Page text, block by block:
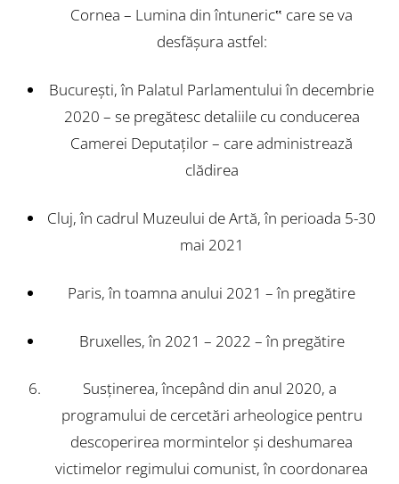
Cornea – Lumina din întuneric‟ care se va
desfăşura astfel:
Bucureşti, în Palatul Parlamentului în decembrie
2020 – se pregătesc detaliile cu conducerea
Camerei Deputaţilor – care administrează
clădirea
Cluj, în cadrul Muzeului de Artă, în perioada 5-30
mai 2021
Paris, în toamna anului 2021 – în pregătire
Bruxelles, în 2021 – 2022 – în pregătire
Susţinerea, începând din anul 2020, a
programului de cercetări arheologice pentru
descoperirea mormintelor şi deshumarea
victimelor regimului comunist, în coordonarea